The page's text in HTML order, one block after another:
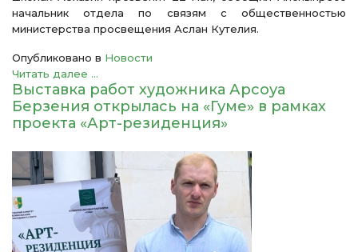
начальник отдела по связям с общественностью
министерства просвещения Аслан Кутелия.
Опубликовано в Новости
Читать далее ...
Выставка работ художника Арсоуа
Берзения открылась на «Гуме» в рамках
проекта «Арт-резиденция»